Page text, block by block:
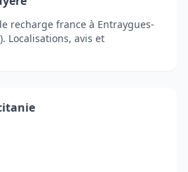
recharge france à Entraygues-
Localisations, avis et